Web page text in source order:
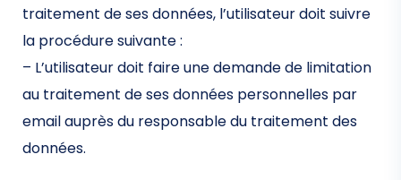
traitement de ses données, l’utilisateur doit suivre
la procédure suivante :
– L’utilisateur doit faire une demande de limitation
au traitement de ses données personnelles par
email auprès du responsable du traitement des
données.